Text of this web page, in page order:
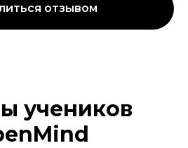
отзывом
учеников